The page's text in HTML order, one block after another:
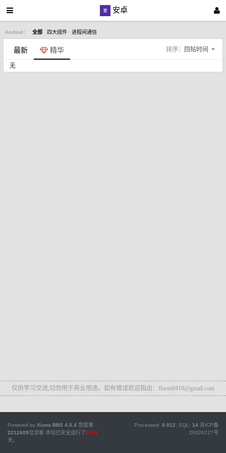
安卓
Android： 全部 四大组件 进程间通信
最新 精华 排序： 回帖时间
无
仅供学习交流,切勿用于商业用途。如有错误欢迎指出：fluent0418@gmail.com
Powered by Xiuno BBS 4.0.4 您是第
2212609位访客 本站已安全运行了2498
天。
Processed: 0.012 , SQL: 14 苏ICP备
20026727号